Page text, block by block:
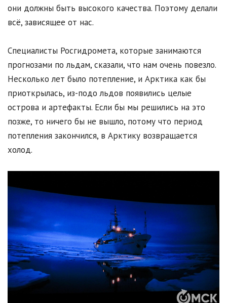
они должны быть высокого качества. Поэтому делали
всё, зависящее от нас.
Специалисты Росгидромета, которые занимаются
прогнозами по льдам, сказали, что нам очень повезло.
Несколько лет было потепление, и Арктика как бы
приоткрылась, из-подо льдов появились целые
острова и артефакты. Если бы мы решились на это
позже, то ничего бы не вышло, потому что период
потепления закончился, в Арктику возвращается
холод.